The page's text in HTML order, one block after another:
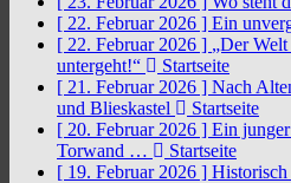
[ 22. Februar 2026 ] Ein
[ 22. Februar 2026 ] „Der
untergeht!“
Startseite
[ 21. Februar 2026 ] Nach
und Blieskastel
Startseite
[ 20. Februar 2026 ] Ein
Torwand …
Startseite
[ 19. Februar 2026 ] Historisch